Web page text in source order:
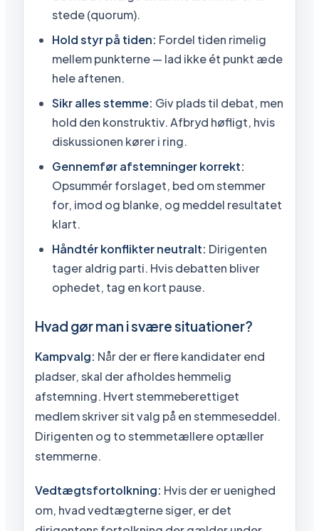
stede (quorum).
Hold styr på tiden: Fordel tiden rimelig
mellem punkterne — lad ikke ét punkt æde
hele aftenen.
Sikr alles stemme: Giv plads til debat, men
hold den konstruktiv. Afbryd høfligt, hvis
diskussionen kører i ring.
Gennemfør afstemninger korrekt:
Opsummér forslaget, bed om stemmer
for, imod og blanke, og meddel resultatet
klart.
Håndtér konflikter neutralt: Dirigenten
tager aldrig parti. Hvis debatten bliver
ophedet, tag en kort pause.
Hvad gør man i svære situationer?
Kampvalg: Når der er flere kandidater end
pladser, skal der afholdes hemmelig
afstemning. Hvert stemmeberettiget
medlem skriver sit valg på en stemmeseddel.
Dirigenten og to stemmetællere optæller
stemmerne.
Vedtægtsfortolkning: Hvis der er uenighed
om, hvad vedtægterne siger, er det